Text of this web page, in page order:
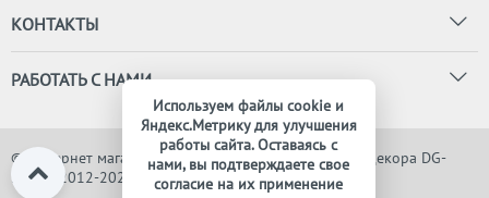
КОНТАКТЫ
РАБОТАТЬ С НАМИ
© Интернет магазин дизайнерской мебели, света и декора DG-
HOME, 2012-2026. Все права защищены
Используем файлы cookie и
Яндекс.Метрику для улучшения
работы сайта. Оставаясь с
нами, вы подтверждаете свое
согласие на их применение